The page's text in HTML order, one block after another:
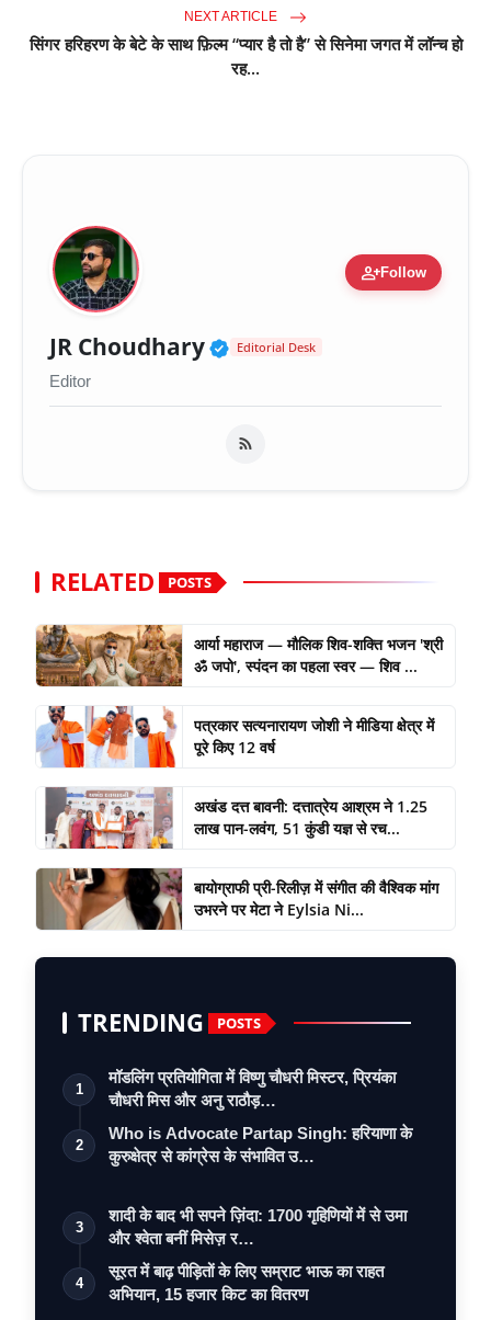
NEXT ARTICLE
सिंगर हरिहरण के बेटे के साथ फ़िल्म “प्यार है तो है” से सिनेमा जगत में लॉन्च हो
रह...
person_addFollow
JR Choudhary Verified Public Figure
Editorial Desk
Editor
RELATED POSTS
आर्या महाराज — मौलिक शिव-शक्ति भजन 'श्री
ॐ जपो', स्पंदन का पहला स्वर — शिव ...
पत्रकार सत्यनारायण जोशी ने मीडिया क्षेत्र में
पूरे किए 12 वर्ष
अखंड दत्त बावनी: दत्तात्रेय आश्रम ने 1.25
लाख पान-लवंग, 51 कुंडी यज्ञ से रच...
बायोग्राफी प्री-रिलीज़ में संगीत की वैश्विक मांग
उभरने पर मेटा ने Eylsia Ni...
TRENDING POSTS
1
मॉडलिंग प्रतियोगिता में विष्णु चौधरी मिस्टर, प्रियंका
चौधरी मिस और अनु राठौड़…
2
Who is Advocate Partap Singh: हरियाणा के
कुरुक्षेत्र से कांग्रेस के संभावित उ…
3
शादी के बाद भी सपने ज़िंदा: 1700 गृहिणियों में से उमा
और श्वेता बनीं मिसेज़ र…
4
सूरत में बाढ़ पीड़ितों के लिए सम्राट भाऊ का राहत
अभियान, 15 हजार किट का वितरण